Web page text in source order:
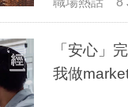
「安心」
我做